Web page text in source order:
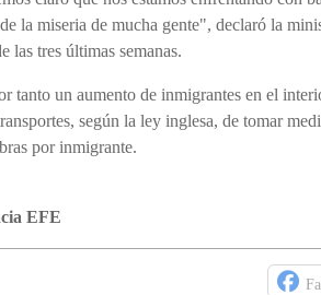
la miseria de mucha gente", declaró la
las tres últimas semanas.
tanto un aumento de inmigrantes en el
según la ley inglesa, de tomar
por inmigrante.
EFE